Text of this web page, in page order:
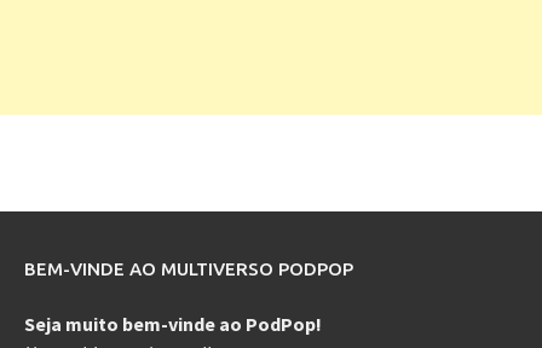
BEM-VINDE AO MULTIVERSO PODPOP
Seja muito bem-vinde ao PodPop!